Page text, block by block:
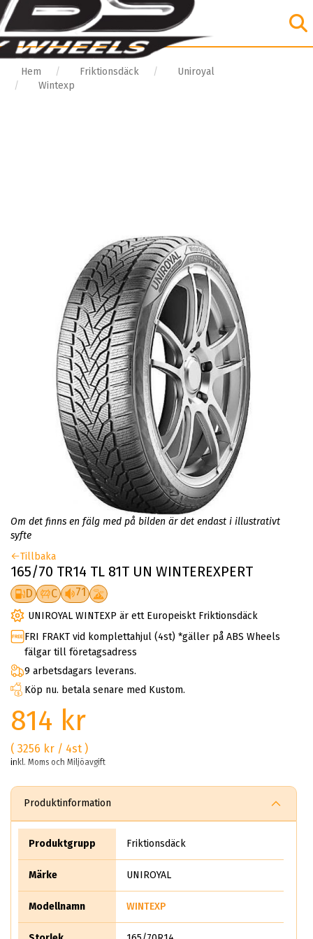
Hem Friktionsdäck
Uniroyal
Wintexp
Om det finns en fälg med på bilden är det endast i illustrativt
syfte
Tillbaka
165/70 TR14 TL 81T UN WINTEREXPERT
D C 71
UNIROYAL WINTEXP är ett Europeiskt Friktionsdäck
FRI FRAKT vid komplettahjul (4st) *gäller på ABS Wheels
fälgar till företagsadress
9 arbetsdagars leverans.
Köp nu. betala senare med Kustom.
814 kr
( 3256 kr / 4st )
inkl. Moms och Miljöavgift
Produktinformation
Produktgrupp Friktionsdäck
Märke UNIROYAL
Modellnamn WINTEXP